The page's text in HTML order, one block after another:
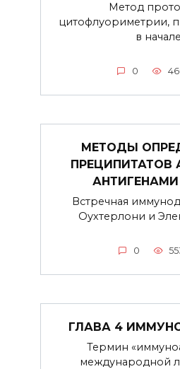
Метод
цитофлуориметрии,
в начале
0
МЕТОДЫ
ПРЕЦИПИТАТОВ
АНТИГЕНАМИ
Встречная
Оухтерлони и
0
ГЛАВА 4
Термин
международной